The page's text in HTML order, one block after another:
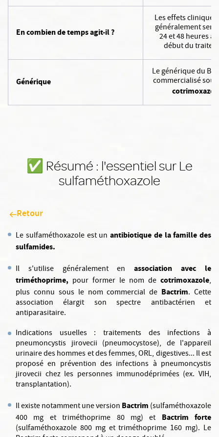
En combien de temps agit-il ?
Les effets
généralement
24 et 48 heures
début du
Générique
Le générique du
commercialisé
✅️ Résumé : l'essentiel sur Le
sulfaméthoxazole
Retour
Le sulfaméthoxazole est un antibiotique de la famille des
sulfamides.
Il s'utilise généralement enassociation avec le
triméthoprime, pour former le nom de cotrimoxazole,
plus connu sous le nom commercial de Bactrim. Cette
association élargit son spectre antibactérien et
antiparasitaire.
Indications usuelles : traitements des infections à
pneumoncystis jirovecii (pneumocystose), de l'appareil
urinaire des hommes et des femmes, ORL, digestives... Il est
proposé en prévention des infections à pneumoncystis
jirovecii chez les personnes immunodéprimées (ex. VIH,
transplantation).
Il existe notamment une version Bactrim (sulfaméthoxazole
400 mg et triméthoprime 80 mg) et
Bactrim forte
(sulfaméthoxazole 800 mg et triméthoprime 160 mg). Le